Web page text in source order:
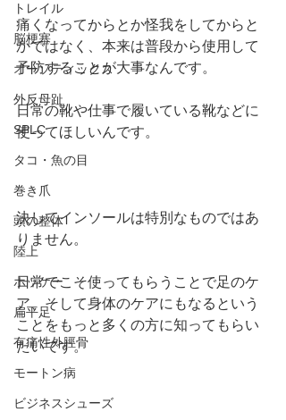
トレイル
脳梗塞
オーソティックス
外反母趾
SPLC
タコ・魚の目
巻き爪
頭の整体
陸上
ホッケー
扁平足
有痛性外脛骨
モートン病
ビジネスシューズ
痛くなってからとか怪我をしてからと
かではなく、本来は普段から使用して
予防することが大事なんです。
日常の靴や仕事で履いている靴などに
使ってほしいんです。
決してインソールは特別なものではあ
りません。
日常でこそ使ってもらうことで足のケ
ア、そして身体のケアにもなるという
ことをもっと多くの方に知ってもらい
たいです。